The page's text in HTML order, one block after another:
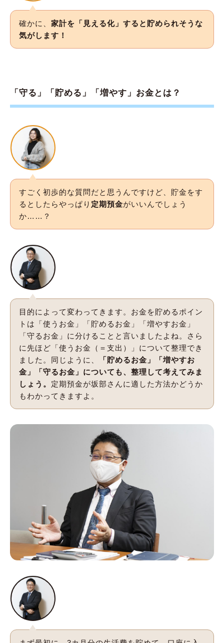
確かに、 家計を「見える化」すると貯められそうな
気がします！
「守る」「貯める」「増やす」お金とは？
すごく初歩的な質問だと思うんですけど、貯金をす
るとしたらやっぱり 定期預金がいいんでしょう
か……？
目的によって変わってきます。お金を貯めるポイン
トは「使うお金」「貯めるお金」「増やすお金」
「守るお金」に分けることと言いましたよね。さら
に先ほど「使うお金（＝支出）」について整理でき
ました。同じように、
「貯めるお金」「増やすお
金」「守るお金」についても、整理して考えてみま
しょう。 定期預金が坂部さんに適した方法かどうか
もわかってきますよ。